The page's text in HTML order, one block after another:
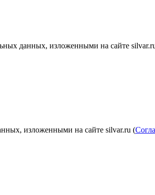
данных, изложенными на сайте
изложенными на сайте silvar.ru (